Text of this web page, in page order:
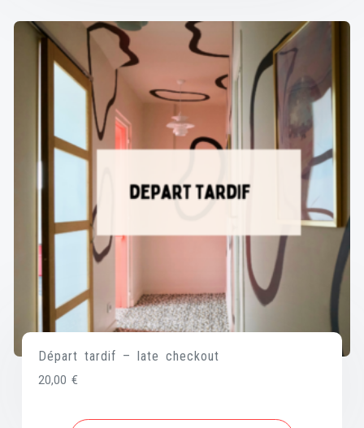
Départ tardif – late checkout
20,00€